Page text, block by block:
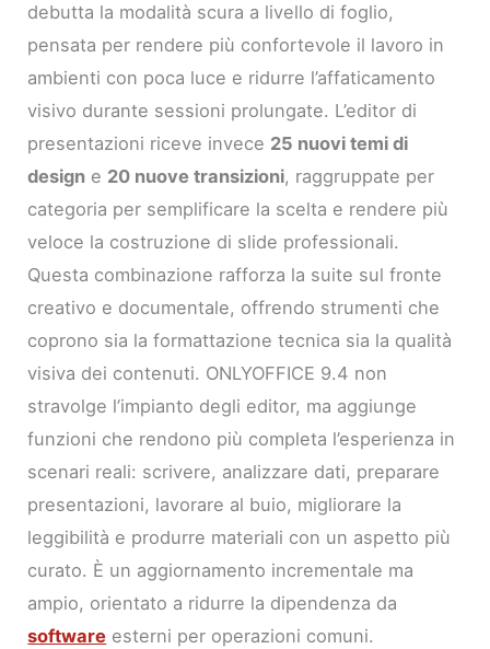
debutta la modalità scura a livello di foglio,
pensata per rendere più confortevole il lavoro in
ambienti con poca luce e ridurre l’affaticamento
visivo durante sessioni prolungate. L’editor di
presentazioni riceve invece 25 nuovi temi di
design e 20 nuove transizioni, raggruppate per
categoria per semplificare la scelta e rendere più
veloce la costruzione di slide professionali.
Questa combinazione rafforza la suite sul fronte
creativo e documentale, offrendo strumenti che
coprono sia la formattazione tecnica sia la qualità
visiva dei contenuti. ONLYOFFICE 9.4 non
stravolge l’impianto degli editor, ma aggiunge
funzioni che rendono più completa l’esperienza in
scenari reali: scrivere, analizzare dati, preparare
presentazioni, lavorare al buio, migliorare la
leggibilità e produrre materiali con un aspetto più
curato. È un aggiornamento incrementale ma
ampio, orientato a ridurre la dipendenza da
software esterni per operazioni comuni.